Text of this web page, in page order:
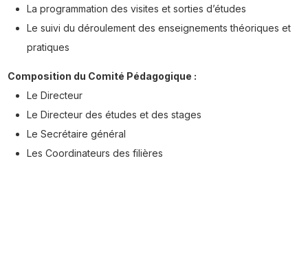
La programmation des visites et sorties d’études
Le suivi du déroulement des enseignements théoriques et
pratiques
Composition du Comité Pédagogique :
Le Directeur
Le Directeur des études et des stages
Le Secrétaire général
Les Coordinateurs des filières